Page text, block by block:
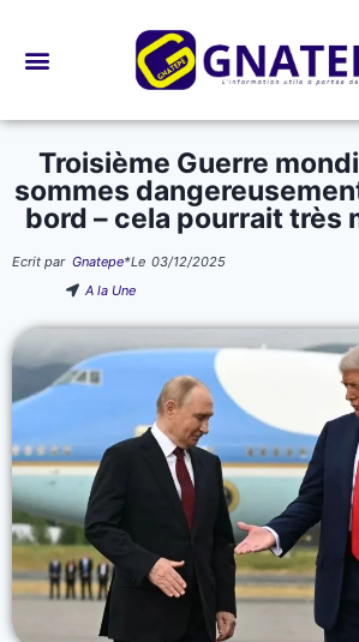
Troisième Guerre
sommes
bord – cela pourrait très
Ecrit par Gnatepe*Le 03/12/2025
A la Une